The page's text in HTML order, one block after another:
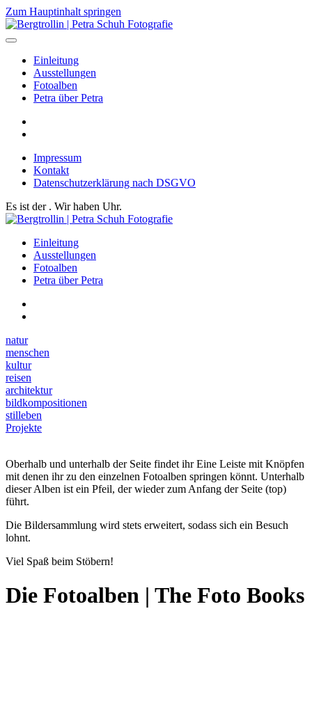
Zum Hauptinhalt springen
Einleitung
Ausstellungen
Fotoalben
Petra über Petra
Impressum
Kontakt
Datenschutzerklärung nach DSGVO
Es ist der . Wir haben Uhr.
Einleitung
Ausstellungen
Fotoalben
Petra über Petra
natur
menschen
kultur
reisen
architektur
bildkompositionen
stilleben
Projekte
Oberhalb und unterhalb der Seite findet ihr Eine Leiste mit Knöpfen
mit denen ihr zu den einzelnen Fotoalben springen könnt. Unterhalb
dieser Alben ist ein Pfeil, der wieder zum Anfang der Seite (top)
führt.
Die Bildersammlung wird stets erweitert, sodass sich ein Besuch
lohnt.
Viel Spaß beim Stöbern!
Die Fotoalben | The Foto Books